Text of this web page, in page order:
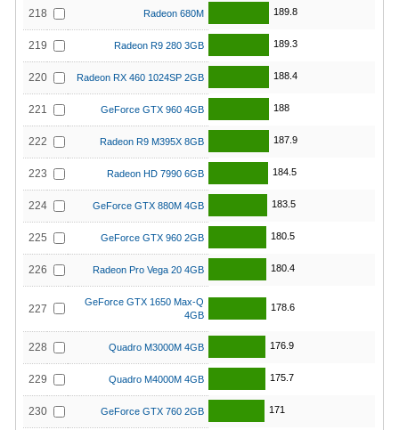
218 Radeon 680M 189.8
219 Radeon R9 280 3GB 189.3
220 Radeon RX 460 1024SP 2GB 188.4
221 GeForce GTX 960 4GB 188
222 Radeon R9 M395X 8GB 187.9
223 Radeon HD 7990 6GB 184.5
224 GeForce GTX 880M 4GB 183.5
225 GeForce GTX 960 2GB 180.5
226 Radeon Pro Vega 20 4GB 180.4
227
GeForce GTX 1650 Max-Q
4GB
178.6
228 Quadro M3000M 4GB 176.9
229 Quadro M4000M 4GB 175.7
230 GeForce GTX 760 2GB 171